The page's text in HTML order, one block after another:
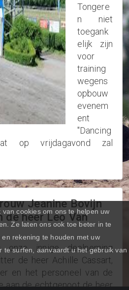
Tongere
n niet
toegank
elijk zijn
voor
training
wegens
opbouw
evenem
ent
"Dancing
op vrijdagavond zal
Jeanine Bovijn
de heer Leo Van
innige deelneming
de heer Achille Cassart,
en het personeel van de
aan de echtgenoot de heer
cookies om ons te helpen uw
Ze laten ons ook toe beter in te
rekening te houden met uw
te surfen, aanvaardt u het gebruik van